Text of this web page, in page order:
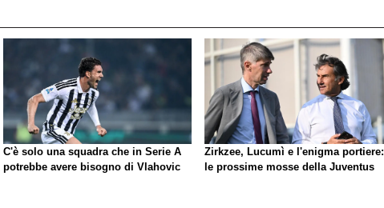
C'è solo una squadra che in Serie A
potrebbe avere bisogno di Vlahovic
Zirkzee, Lucumì e l'enigma portiere:
le prossime mosse della Juventus